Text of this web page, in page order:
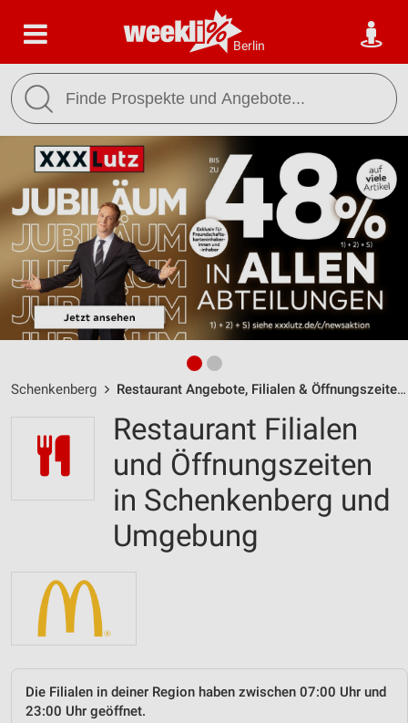
Berlin
Schenkenberg Restaurant Angebote, Filialen & Öffnungszeiten
Restaurant Filialen
und Öffnungszeiten
in Schenkenberg und
Umgebung
Die Filialen in deiner Region haben zwischen 07:00 Uhr und
23:00 Uhr geöffnet.